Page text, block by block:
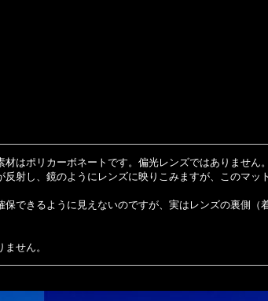
はポリカーボネートです。偏光レンズではありません
反射し、鏡のようにレンズに映りこみますが、このマ
できるように見えないのですが、実はレンズの裏側（
せん。